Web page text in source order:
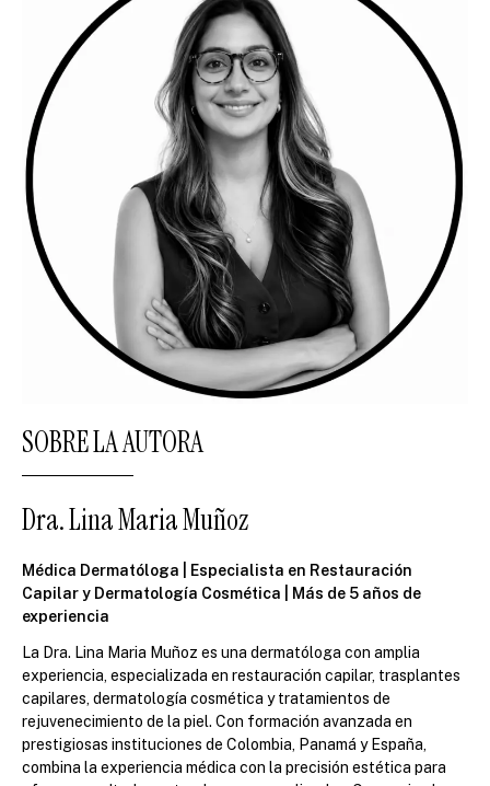
SOBRE LA AUTORA
Dra. Lina Maria Muñoz
Médica Dermatóloga | Especialista en Restauración
Capilar y Dermatología Cosmética | Más de 5 años de
experiencia
La Dra. Lina Maria Muñoz es una dermatóloga con amplia
experiencia, especializada en restauración capilar, trasplantes
capilares, dermatología cosmética y tratamientos de
rejuvenecimiento de la piel. Con formación avanzada en
prestigiosas instituciones de Colombia, Panamá y España,
combina la experiencia médica con la precisión estética para